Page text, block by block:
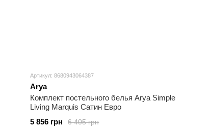
Артикул: 8680943064387
Arya
Комплект постельного белья Arya Simple
Living Marquis Сатин Евро
6 405 грн
5 856 грн